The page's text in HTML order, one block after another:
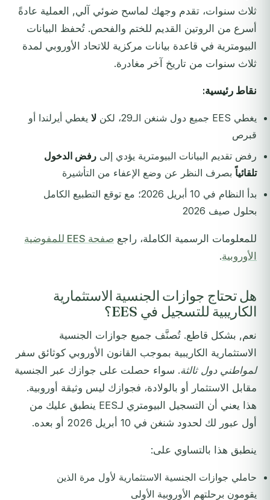
ثلاث سنوات، تقدم وجهك لماسح ضوئي آلي, العملية عادةً
أسرع من الروتين القديم للختم والفحص. تُحفظ البيانات
البيومترية في قاعدة بيانات مركزية للاتحاد الأوروبي لمدة
ثلاث سنوات من تاريخ آخر مغادرة.
نقاط رئيسية:
يغطي EES جميع دول شنغن الـ29، لكن لا يغطي أيرلندا أو
قبرص
رفض تقديم البيانات البيومترية يؤدي إلى رفض الدخول
تلقائياً بصرف النظر عن وضع الإعفاء من التأشيرة
بدأ النظام في 10 أبريل 2026؛ مع توقع التطبيع الكامل
بحلول صيف 2026
للمعلومات الرسمية الكاملة، راجع
صفحة EES للمفوضية
الأوروبية.
هل تحتاج جوازات الجنسية الاستثمارية
الكاريبية للتسجيل في EES؟
نعم, بشكل قاطع. تُصنَّف جميع جوازات الجنسية
الاستثمارية الكاريبية بموجب القانون الأوروبي كوثائق سفر
لمواطني دول ثالثة. سواء حصلت على جوازك عبر الجنسية
مقابل الاستثمار أو بالولادة، فجوازك ليس وثيقة أوروبية.
هذا يعني أن التسجيل البيومتري لـEES ينطبق عليك من
أول عبور لك لحدود شنغن في 10 أبريل 2026 أو بعده.
ينطبق هذا بالتساوي على:
حاملي جوازات الجنسية الاستثمارية لأول مرة الذين
يقومون برحلتهم الأوروبية الأولى